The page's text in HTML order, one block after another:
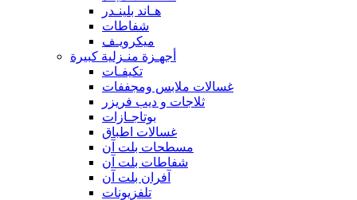
هـاند بلينـدر
شفاطات
ميكرويـف
أجهـزة منـزلية كبيرة
تكيفـات
غسالات ملابس ومجففات
ثلاجات و ديب فريزر
بوتاجـازات
غسالات اطباق
مسطحات بلت آن
شفاطات بلت آن
آفران بلت آن
تلفزيونات